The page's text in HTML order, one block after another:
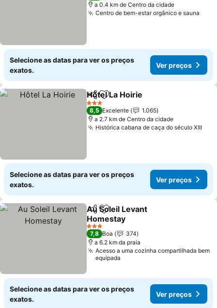
a 0.4 km de Centro da cidade
Centro de bem-estar orgânico e sauna
Selecione as datas para ver os preços
exatos.
Ver preços
PartilharAdicionar aos favoritos
Hôtel La Hoirie
3 Estrelas
8,5 Excelente
1.065
a 2.7 km de Centro da cidade
Histórica cabana de caça do século XIII
Selecione as datas para ver os preços
exatos.
Ver preços
PartilharAdicionar aos favoritos
Au Soleil Levant
Homestay
3 Estrelas
7,8 Boa
374
a 6.2 km da praia
Acesso a uma cozinha compartilhada bem
equipada
Selecione as datas para ver os preços
exatos.
Ver preços